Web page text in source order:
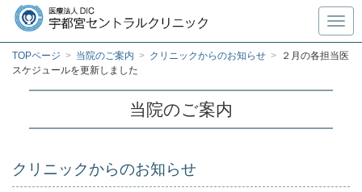
TOPページ > 当院のご案内 > クリニックからのお知らせ >
２月の各担当医
スケジュールを更新しました
当院のご案内
クリニックからのお知らせ